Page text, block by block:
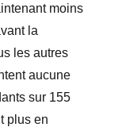
moins
la
les autres
aucune
sur 155
plus en